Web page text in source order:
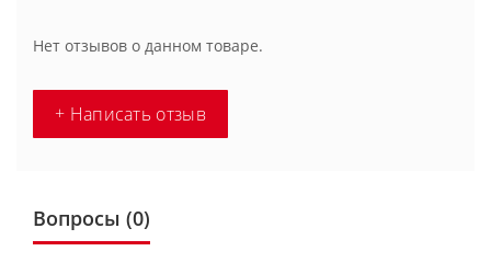
Нет отзывов о данном товаре.
+ Написать отзыв
Вопросы (0)